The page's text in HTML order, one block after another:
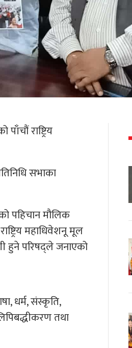
राष्ट्रिय
सभाका
पहिचान मौलिक
महाधिवेशनू मूल
हुने परिषद्ले जनाएको
धर्म, संस्कृति,
तथा